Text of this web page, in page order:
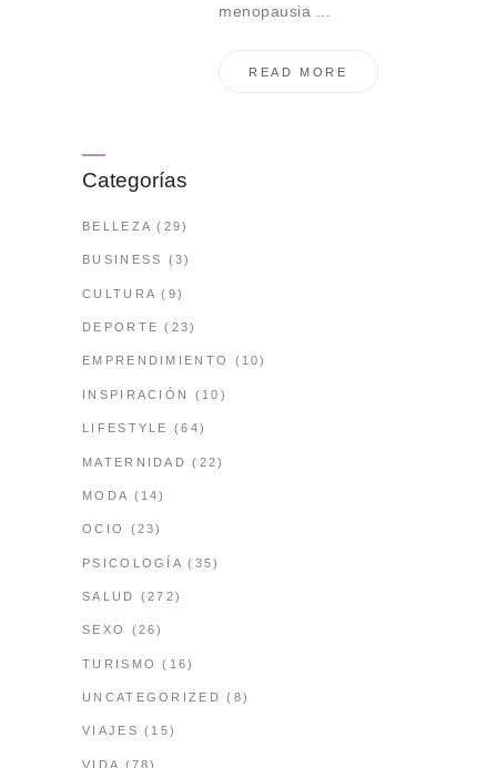
menopausia ...
READ MORE
Categorías
BELLEZA (29)
BUSINESS (3)
CULTURA (9)
DEPORTE (23)
EMPRENDIMIENTO (10)
INSPIRACIÓN (10)
LIFESTYLE (64)
MATERNIDAD (22)
MODA (14)
OCIO (23)
PSICOLOGÍA (35)
SALUD (272)
SEXO (26)
TURISMO (16)
UNCATEGORIZED (8)
VIAJES (15)
VIDA (78)